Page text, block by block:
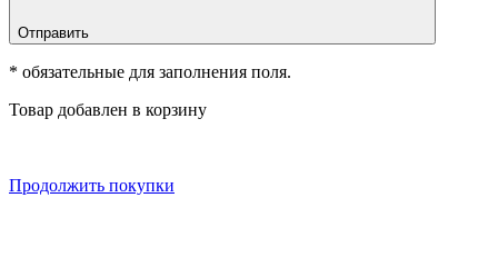
Отправить
* обязательные для заполнения поля.
Товар добавлен в корзину
Продолжить покупки